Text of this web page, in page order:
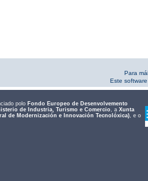
Para
Este
polo Fondo Europeo de Desenvolvemento
de Industria, Turismo e Comercio, a Xunta
de Modernización e Innovación Tecnolóxica), e o